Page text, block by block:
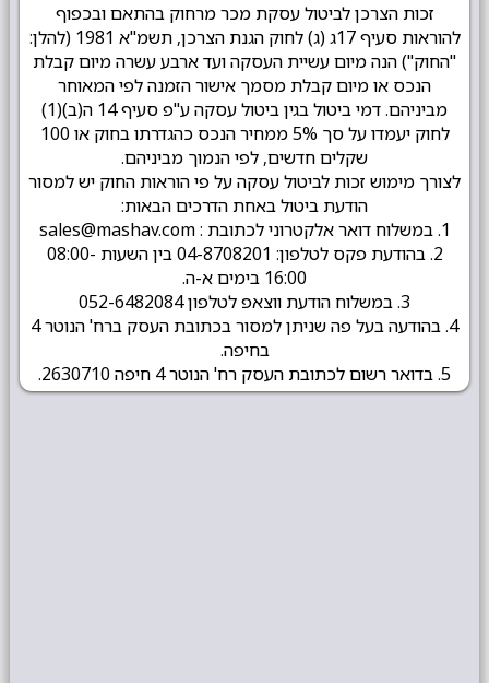
זכות הצרכן לביטול עסקת מכר מרחוק בהתאם ובכפוף
להוראות סעיף 17ג (ג) לחוק הגנת הצרכן, תשמ"א 1981 (להלן:
"החוק") הנה מיום עשיית העסקה ועד ארבע עשרה מיום קבלת
הנכס או מיום קבלת מסמך אישור הזמנה לפי המאוחר
מביניהם. דמי ביטול בגין ביטול עסקה ע"פ סעיף 14 ה(ב)(1)
לחוק יעמדו על סך 5% ממחיר הנכס כהגדרתו בחוק או 100
שקלים חדשים, לפי הנמוך מביניהם.
לצורך מימוש זכות לביטול עסקה על פי הוראות החוק יש למסור
הודעת ביטול באחת הדרכים הבאות:
1. במשלוח דואר אלקטרוני לכתובת : sales@mashav.com
2. בהודעת פקס לטלפון: 04-8708201 בין השעות 08:00-
16:00 בימים א-ה.
3. במשלוח הודעת ווצאפ לטלפון 052-6482084
4. בהודעה בעל פה שניתן למסור בכתובת העסק ברח' הנוטר 4
בחיפה.
5. בדואר רשום לכתובת העסק רח' הנוטר 4 חיפה 2630710.